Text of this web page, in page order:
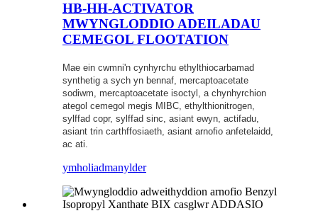
HB-HH-ACTIVATOR
MWYNGLODDIO ADEILADAU
CEMEGOL FLOOTATION
Mae ein cwmni'n cynhyrchu ethylthiocarbamad
synthetig a sych yn bennaf, mercaptoacetate
sodiwm, mercaptoacetate isoctyl, a chynhyrchion
ategol cemegol megis MIBC, ethylthionitrogen,
sylffad copr, sylffad sinc, asiant ewyn, actifadu,
asiant trin carthffosiaeth, asiant arnofio anfetelaidd,
ac ati.
ymholiadmanylder